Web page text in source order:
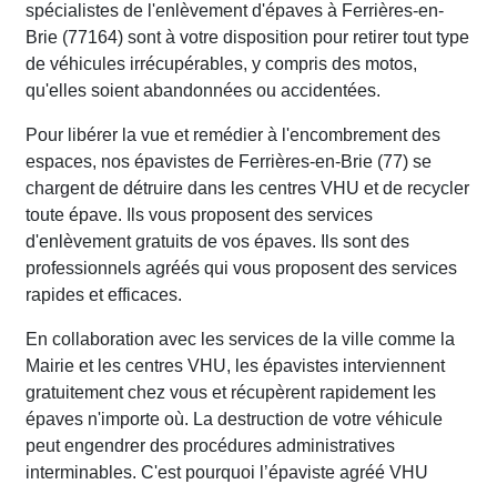
spécialistes de l'enlèvement d'épaves à Ferrières-en-
Brie (77164) sont à votre disposition pour retirer tout type
de véhicules irrécupérables, y compris des motos,
qu'elles soient abandonnées ou accidentées.
Pour libérer la vue et remédier à l'encombrement des
espaces, nos épavistes de Ferrières-en-Brie (77) se
chargent de détruire dans les centres VHU et de recycler
toute épave. Ils vous proposent des services
d'enlèvement gratuits de vos épaves. Ils sont des
professionnels agréés qui vous proposent des services
rapides et efficaces.
En collaboration avec les services de la ville comme la
Mairie et les centres VHU, les épavistes interviennent
gratuitement chez vous et récupèrent rapidement les
épaves n'importe où. La destruction de votre véhicule
peut engendrer des procédures administratives
interminables. C'est pourquoi l’épaviste agréé VHU